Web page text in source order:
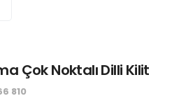
Çok Noktalı Dilli Kilit
810